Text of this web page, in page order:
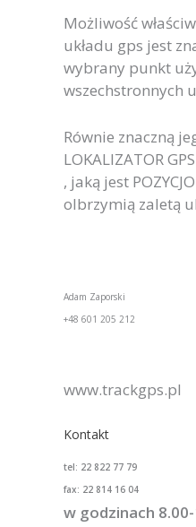
Możliwość
układu gps jest
wybrany punkt
wszechstronnych
Równie znaczną
LOKALIZATOR
, jaką jest
olbrzymią zaletą
Adam Zaporski
+48 601 205 212
www.trackgps.pl
Kontakt
tel: 22 822 77 79
fax: 22 814 16 04
w godzinach